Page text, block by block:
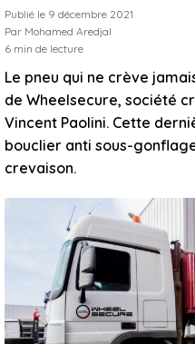
Publié le 9 décembre 2021
Par Mohamed Aredjal
6 min de lecture
Le pneu qui ne crève
de Wheelsecure, société
Vincent Paolini. Cette
bouclier anti sous-
crevaison.